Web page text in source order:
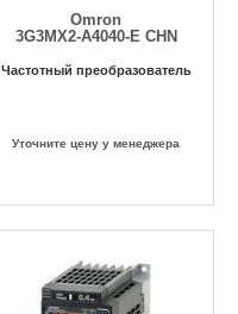
Omron
3G3MX2-A4040-E CHN
Частотный преобразователь
Уточните цену у менеджера